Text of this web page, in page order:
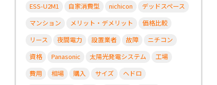
ESS-U2M1
自家消費型 nichicon
デッドスペース
マンション
メリット・デメリット
価格比較
リース
夜間電力 設置業者 故障
ニチコン
資格
Panasonic 太陽光発電システム
工場
費用
相場 購入 サイズ
ヘドロ